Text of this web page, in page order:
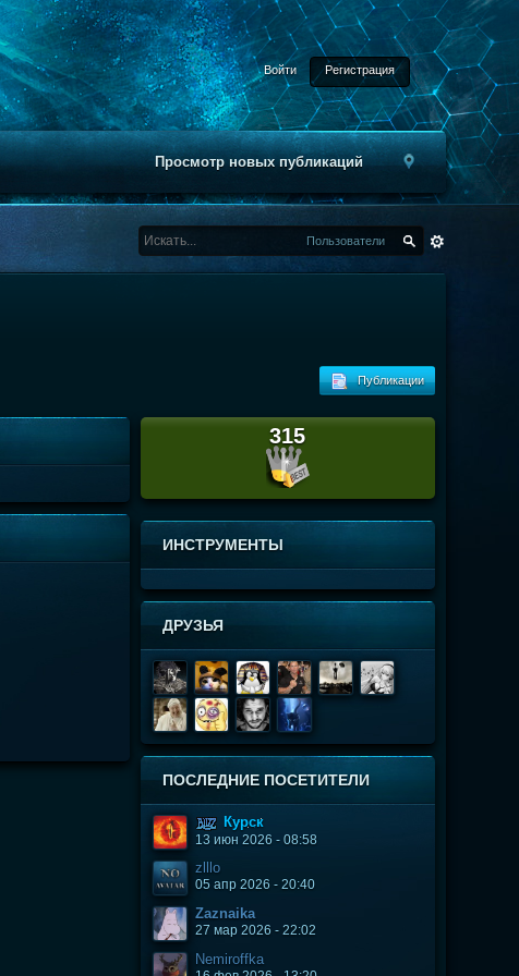
Войти Регистрация
Просмотр новых публикаций
Пользователи
Публикации
315
ИНСТРУМЕНТЫ
ДРУЗЬЯ
ПОСЛЕДНИЕ ПОСЕТИТЕЛИ
Курск
13 июн 2026 - 08:58
zlllo
05 апр 2026 - 20:40
Zaznaika
27 мар 2026 - 22:02
Nеmiroffkа